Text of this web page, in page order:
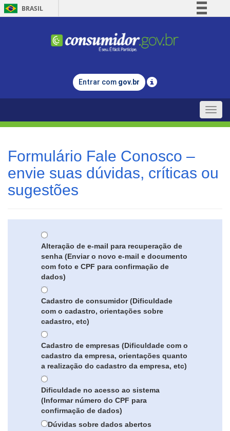
BRASIL
Comunica BR
Legislação
Entrar com gov.br
Toggle
Formulário Fale Conosco –
envie suas dúvidas, críticas ou
sugestões
Alteração de e-mail para recuperação de
senha (Enviar o novo e-mail e documento
com foto e CPF para confirmação de
dados)
Cadastro de consumidor (Dificuldade
com o cadastro, orientações sobre
cadastro, etc)
Cadastro de empresas (Dificuldade com o
cadastro da empresa, orientações quanto
a realização do cadastro da empresa, etc)
Dificuldade no acesso ao sistema
(Informar número do CPF para
confirmação de dados)
Dúvidas sobre dados abertos